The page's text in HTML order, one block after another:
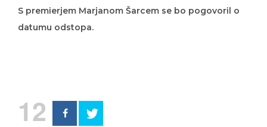
S premierjem Marjanom Šarcem se bo pogovoril o
datumu odstopa.
12